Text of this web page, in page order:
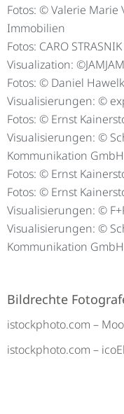
Fotos: © Valerie Marie
Immobilien
Fotos: CARO
Visualization: ©JAMJAM
Fotos: © Daniel
Visualisierungen: ©
Fotos: © Ernst
Visualisierungen: ©
Kommunikation GmbH
Fotos: © Ernst
Fotos: © Ernst
Visualisierungen: ©
Visualisierungen: ©
Kommunikation GmbH
Bildrechte
istockphoto.com –
istockphoto.com –